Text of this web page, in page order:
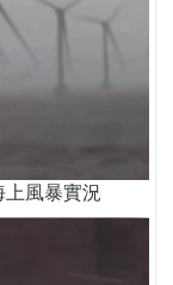
上風暴實況